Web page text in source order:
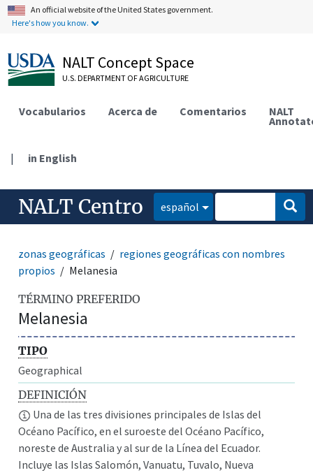
An official website of the United States government.
Here's how you know.
NALT Concept Space
U.S. DEPARTMENT OF AGRICULTURE
Vocabularios Acerca de Comentarios NALT
| in English
NALT Centro español
zonas geográficas
regiones geográficas con nombres
propios
Melanesia
TÉRMINO PREFERIDO
Melanesia
TIPO
Geographical
DEFINICIÓN
Una de las tres divisiones principales de Islas del
Océano Pacífico, en el suroeste del Océano Pacífico,
noreste de Australia y al sur de la Línea del Ecuador.
Incluye las Islas Salomón, Vanuatu, Tuvalo, Nueva